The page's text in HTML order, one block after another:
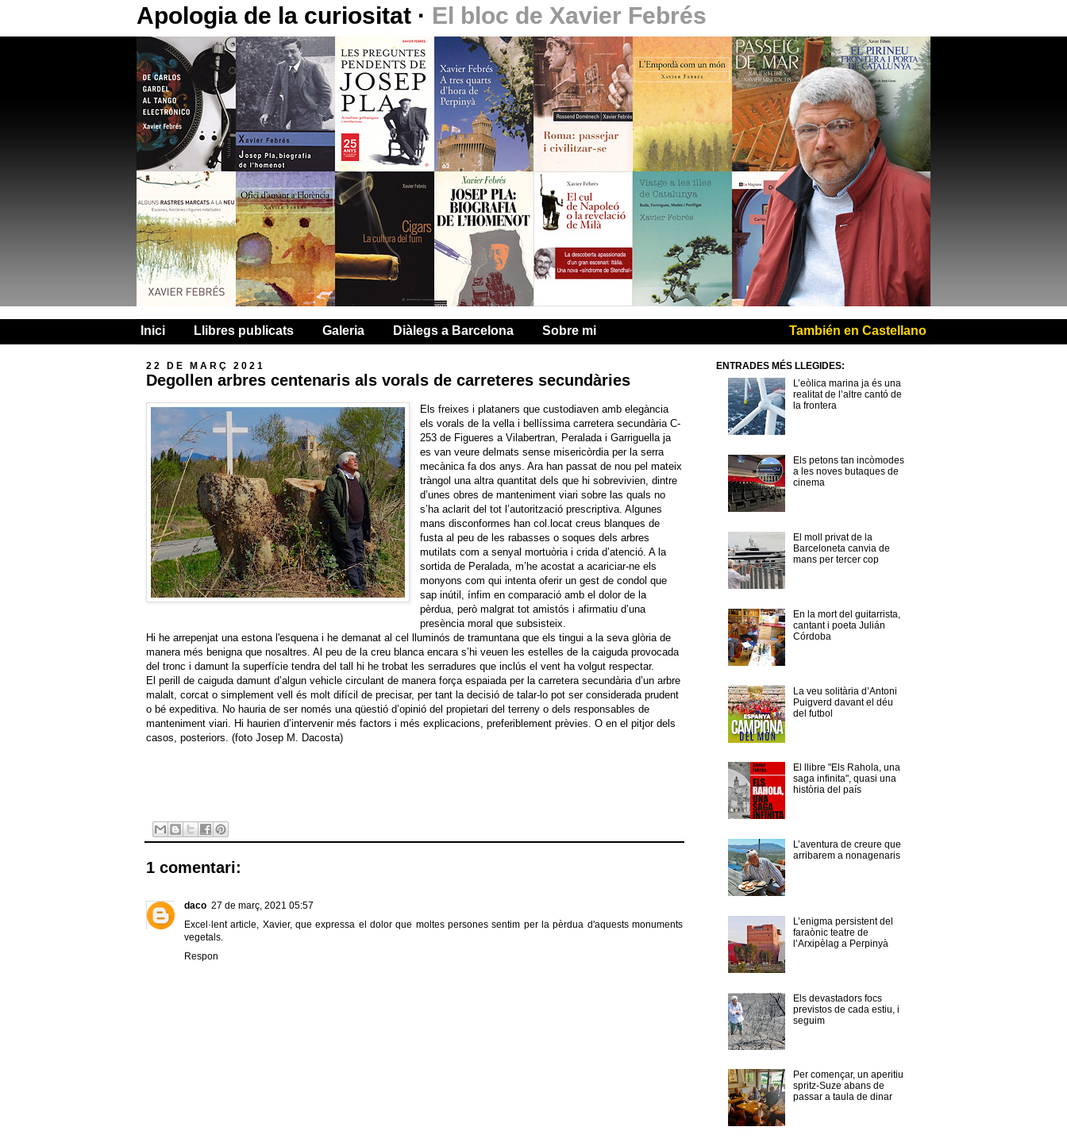
Apologia de la curiositat · El bloc de Xavier Febrés
Inici Llibres publicats Galeria Diàlegs a Barcelona Sobre mi También en Castellano
22 DE MARÇ 2021
Degollen arbres centenaris als vorals de carreteres secundàries
Els freixes i plataners que custodiaven amb elegància
els vorals de la vella i bellíssima carretera secundària C-
253 de Figueres a Vilabertran, Peralada i Garriguella ja
es van veure delmats sense misericòrdia per la serra
mecànica fa dos anys. Ara han passat de nou pel mateix
tràngol una altra quantitat dels que hi sobrevivien, dintre
d’unes obres de manteniment viari sobre las quals no
s’ha aclarit del tot l’autorització prescriptiva. Algunes
mans disconformes han col.locat creus blanques de
fusta al peu de les rabasses o soques dels arbres
mutilats com a senyal mortuòria i crida d’atenció. A la
sortida de Peralada, m’he acostat a acariciar-ne els
monyons com qui intenta oferir un gest de condol que
sap inútil, ínfim en comparació amb el dolor de la
pèrdua, però malgrat tot amistós i afirmatiu d’una
presència moral que subsisteix.
Hi he arrepenjat una estona l'esquena i he demanat al cel lluminós de tramuntana que els tingui a la seva glòria de
manera més benigna que nosaltres. Al peu de la creu blanca encara s’hi veuen les estelles de la caiguda provocada
del tronc i damunt la superfície tendra del tall hi he trobat les serradures que inclús el vent ha volgut respectar.
El perill de caiguda damunt d’algun vehicle circulant de manera força espaiada per la carretera secundària d’un arbre
malalt, corcat o simplement vell és molt difícil de precisar, per tant la decisió de talar-lo pot ser considerada prudent
o bé expeditiva. No hauria de ser només una qüestió d’opinió del propietari del terreny o dels responsables de
manteniment viari. Hi haurien d’intervenir més factors i més explicacions, preferiblement prèvies. O en el pitjor dels
casos, posteriors. (foto Josep M. Dacosta)
1 comentari:
daco 27 de març, 2021 05:57
Excel·lent article, Xavier, que expressa el dolor que moltes persones sentim per la pèrdua d'aquests monuments
vegetals.
Respon
ENTRADES MÉS LLEGIDES:
L’eòlica marina ja és una
realitat de l’altre cantó de
la frontera
Els petons tan incòmodes
a les noves butaques de
cinema
El moll privat de la
Barceloneta canvia de
mans per tercer cop
En la mort del guitarrista,
cantant i poeta Julián
Córdoba
La veu solitària d’Antoni
Puigverd davant el déu
del futbol
El llibre "Els Rahola, una
saga infinita", quasi una
història del país
L’aventura de creure que
arribarem a nonagenaris
L’enigma persistent del
faraònic teatre de
l’Arxipèlag a Perpinyà
Els devastadors focs
previstos de cada estiu, i
seguim
Per començar, un aperitiu
spritz-Suze abans de
passar a taula de dinar